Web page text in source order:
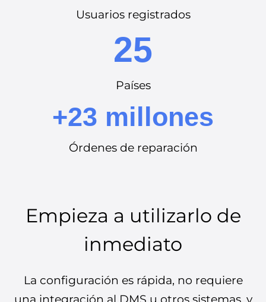
Usuarios registrados
25
Países
+23 millones
Órdenes de reparación
Empieza a utilizarlo de
inmediato
La configuración es rápida, no requiere